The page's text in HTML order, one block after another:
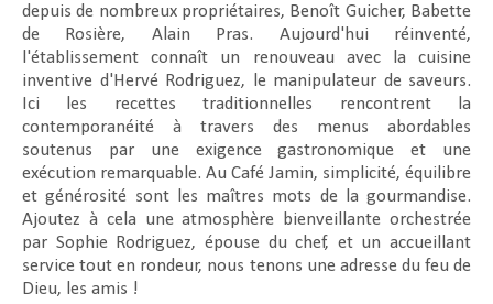
depuis de nombreux propriétaires, Benoît Guicher, Babette
de Rosière, Alain Pras. Aujourd'hui réinventé,
l'établissement connaît un renouveau avec la cuisine
inventive d'Hervé Rodriguez, le manipulateur de saveurs.
Ici les recettes traditionnelles rencontrent la
contemporanéité à travers des menus abordables
soutenus par une exigence gastronomique et une
exécution remarquable. Au Café Jamin, simplicité, équilibre
et générosité sont les maîtres mots de la gourmandise.
Ajoutez à cela une atmosphère bienveillante orchestrée
par Sophie Rodriguez, épouse du chef, et un accueillant
service tout en rondeur, nous tenons une adresse du feu de
Dieu, les amis !